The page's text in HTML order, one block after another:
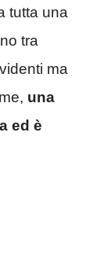
tutta una
tra
ma
una
ed è